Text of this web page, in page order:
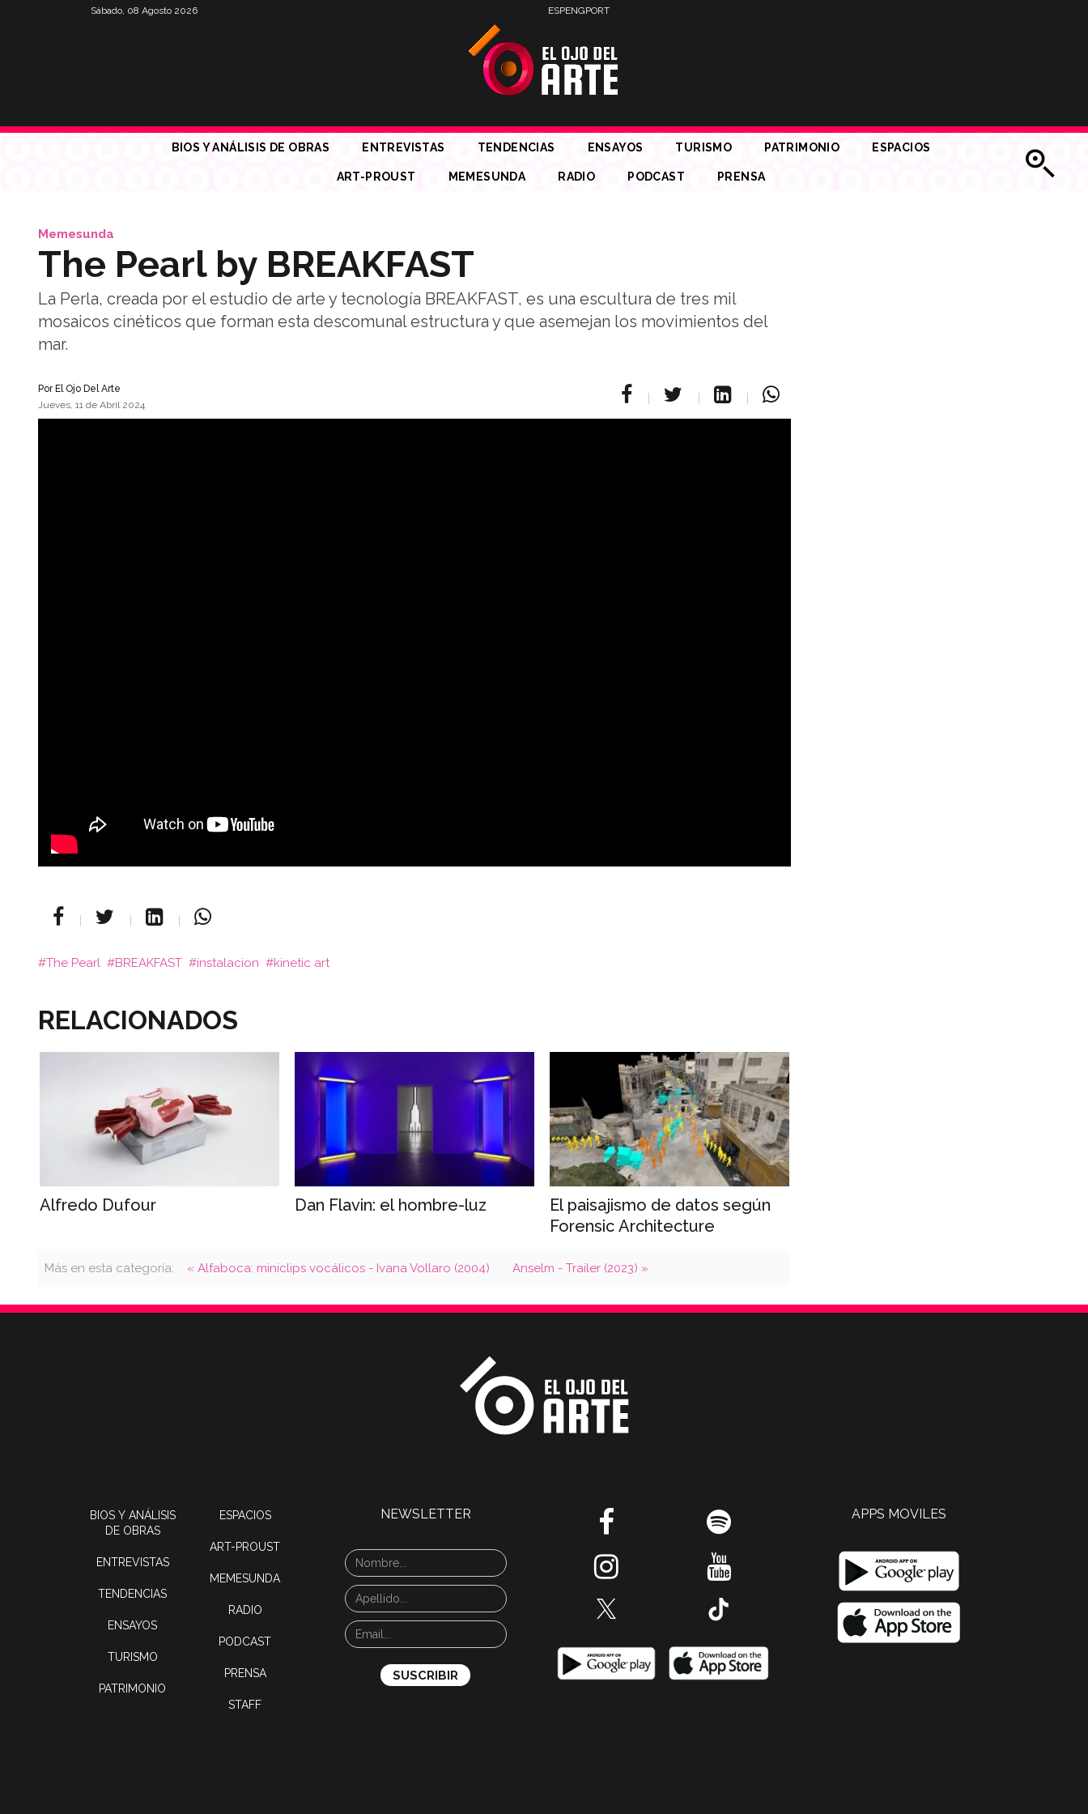
Sábado, 08 Agosto 2026 ESPENGPORT
BIOS Y ANÁLISIS DE OBRAS ENTREVISTAS TENDENCIAS ENSAYOS TURISMO PATRIMONIO ESPACIOS
ART-PROUST MEMESUNDA RADIO PODCAST PRENSA
Memesunda
The Pearl by BREAKFAST
La Perla, creada por el estudio de arte y tecnología BREAKFAST, es una escultura de tres mil
mosaicos cinéticos que forman esta descomunal estructura y que asemejan los movimientos del
mar.
PorEl Ojo Del Arte
Jueves, 11 de Abril 2024
The Pearl BREAKFAST instalacion kinetic art
RELACIONADOS
Alfredo Dufour Dan Flavin: el hombre-luz
El paisajismo de datos según
Forensic Architecture
Más en esta categoría: « Alfaboca: miniclips vocálicos - Ivana Vollaro (2004) Anselm - Trailer (2023) »
BIOS Y ANÁLISIS
DE OBRAS
ENTREVISTAS
TENDENCIAS
ENSAYOS
TURISMO
PATRIMONIO
ESPACIOS
ART-PROUST
MEMESUNDA
RADIO
PODCAST
PRENSA
STAFF
NEWSLETTER APPS MOVILES